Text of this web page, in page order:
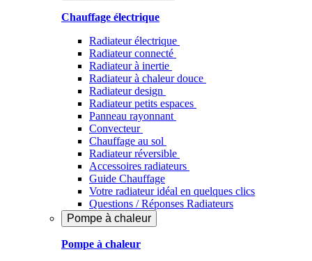
Chauffage électrique
Radiateur électrique
Radiateur connecté
Radiateur à inertie
Radiateur à chaleur douce
Radiateur design
Radiateur petits espaces
Panneau rayonnant
Convecteur
Chauffage au sol
Radiateur réversible
Accessoires radiateurs
Guide Chauffage
Votre radiateur idéal en quelques clics
Questions / Réponses Radiateurs
Pompe à chaleur
Pompe à chaleur